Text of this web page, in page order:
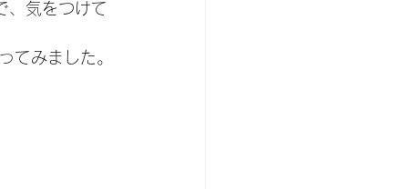
、気をつけて
てみました。